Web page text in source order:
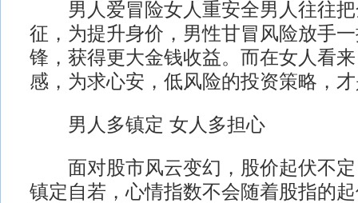
男人爱冒险女人重安全男人往往把
征，为提升身价，男性甘冒风险放手
锋，获得更大金钱收益。而在女人看
感，为求心安，低风险的投资策略，
男人多镇定 女人多担心
面对股市风云变幻，股价起伏不定
镇定自若，心情指数不会随着股指的